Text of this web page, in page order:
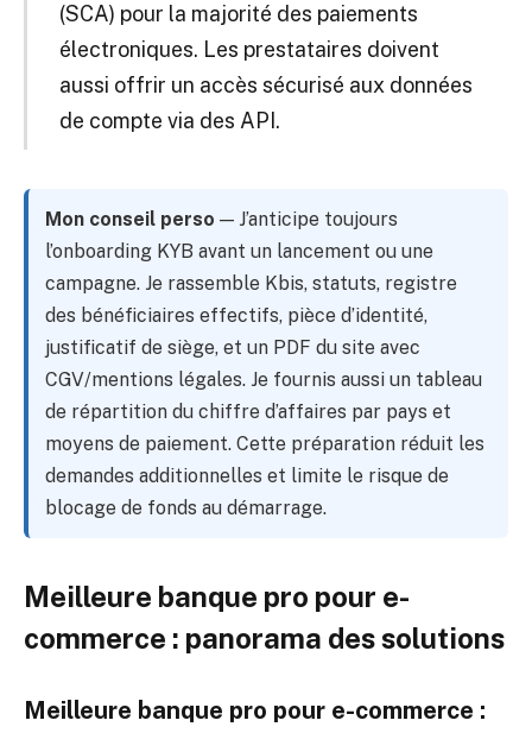
(SCA) pour la majorité des paiements
électroniques. Les prestataires doivent
aussi offrir un accès sécurisé aux données
de compte via des API.
Mon conseil perso — J’anticipe toujours
l’onboarding KYB avant un lancement ou une
campagne. Je rassemble Kbis, statuts, registre
des bénéficiaires effectifs, pièce d’identité,
justificatif de siège, et un PDF du site avec
CGV/mentions légales. Je fournis aussi un tableau
de répartition du chiffre d’affaires par pays et
moyens de paiement. Cette préparation réduit les
demandes additionnelles et limite le risque de
blocage de fonds au démarrage.
Meilleure banque pro pour e-
commerce : panorama des solutions
Meilleure banque pro pour e-commerce :